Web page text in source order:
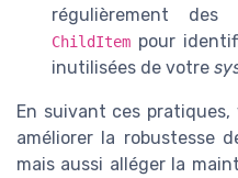
régulièrement des
ChildItem pour
inutilisées de votre
En suivant ces
améliorer la robustesse
mais aussi alléger la